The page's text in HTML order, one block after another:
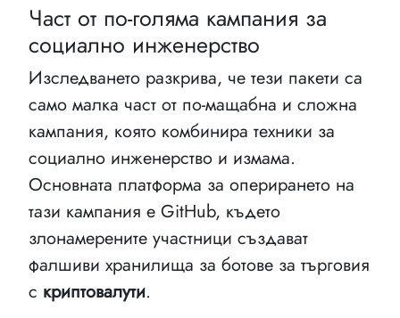
Част от по-голяма кампания за
социално инженерство
Изследването разкрива, че тези пакети са
само малка част от по-мащабна и сложна
кампания, която комбинира техники за
социално инженерство и измама.
Основната платформа за оперирането на
тази кампания е GitHub, където
злонамерените участници създават
фалшиви хранилища за ботове за търговия
с криптовалути.